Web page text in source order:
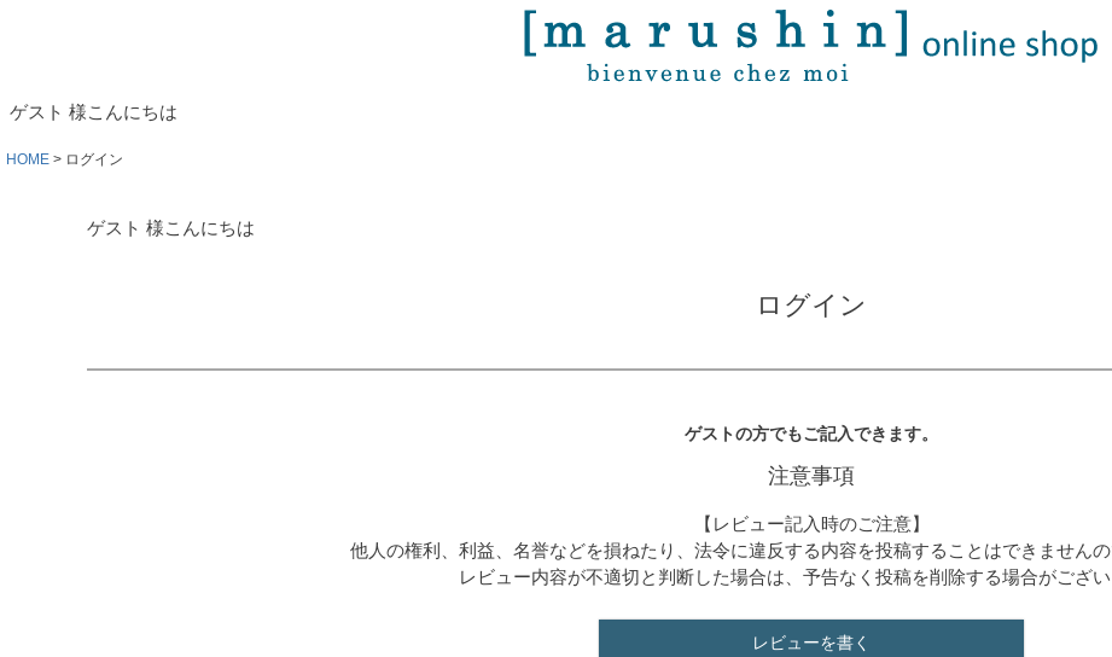
ゲスト 様こんにちは
HOME ログイン
ゲスト 様こんにちは
ログイン
ゲストの方でもご記入できます。
注意事項
【レビュー記入時のご注意】
他人の権利、利益、名誉などを損ねたり、法令に違反する内容を投稿することはできませんの
レビュー内容が不適切と判断した場合は、予告なく投稿を削除する場合がござい
レビューを書く